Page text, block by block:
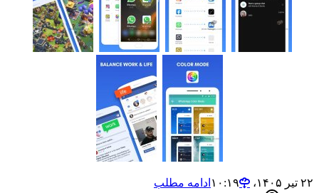
۲۲ تیر ۱۴۰۵،‏ ۱۰:۱۹
ادامه مطلب